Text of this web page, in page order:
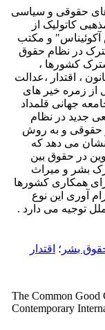
های حقوقی و سیاسی
کاتولیک از
و مکتب
در نظام حقوق
کشورها ،
، اقتدار ،عدالت
از زمره خیر های
جهانی قلمداد
جدید در نظام
حقوقی و به روش
نشان می دهد که
در حقوق بین
بشر و میراث
همکاری کشورها
آوری این نوع
توجیه می دارد .
بشر ؛ اقتدار
The Common Good
Contemporary